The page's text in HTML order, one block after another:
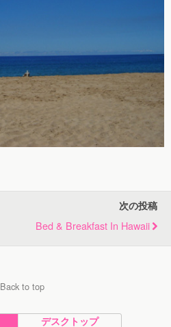
次の投稿
Bed & Breakfast In Hawaii
Back to top
デスクトップ